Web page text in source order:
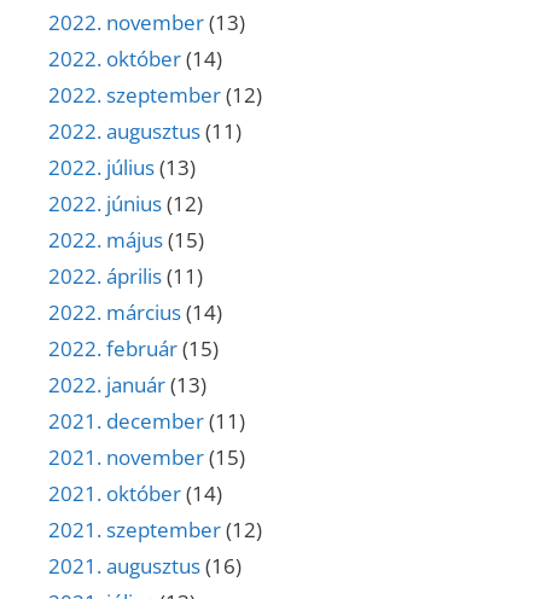
2022. november(13)
2022. október(14)
2022. szeptember(12)
2022. augusztus(11)
2022. július(13)
2022. június(12)
2022. május(15)
2022. április(11)
2022. március(14)
2022. február(15)
2022. január(13)
2021. december(11)
2021. november(15)
2021. október(14)
2021. szeptember(12)
2021. augusztus(16)